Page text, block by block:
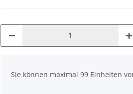
Sie können maximal 99 Einheiten